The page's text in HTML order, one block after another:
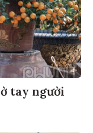
tay người